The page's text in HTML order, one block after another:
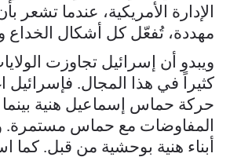
الإدارة الأمريكية، عندما تشعر
مهددة، تُفعّل كل أشكال الخداع
ويبدو أن إسرائيل تجاوزت
كثيراً في هذا المجال. فإسرائيل
حركة حماس إسماعيل هنية
المفاوضات مع حماس مستمرة.
أبناء هنية بوحشية من قبل. كما